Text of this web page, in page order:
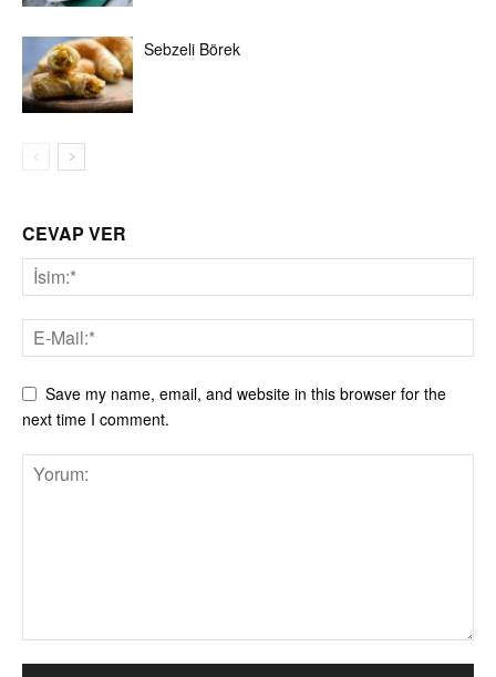
Sebzeli Börek
CEVAP VER
Save my name, email, and website in this browser for the
next time I comment.